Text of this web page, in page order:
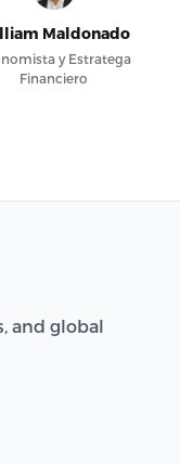
Maldonado
y Estratega
Financiero
and global